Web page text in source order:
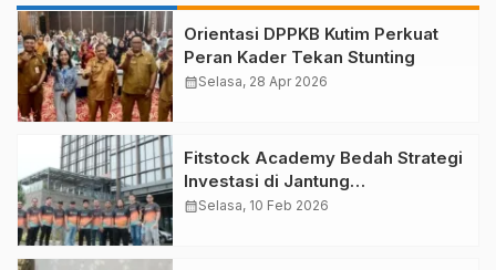
Orientasi DPPKB Kutim Perkuat
Peran Kader Tekan Stunting
calendar_monthSelasa, 28 Apr 2026
Fitstock Academy Bedah Strategi
Investasi di Jantung
Pemerintahan Baru: Mengupas
calendar_monthSelasa, 10 Feb 2026